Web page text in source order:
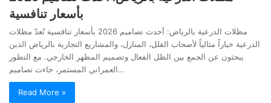
بأسعار تنافسية
مظلات الدرعية بالرياض: أحدث تصاميم 2026 بأسعار تنافسية تُعدّ مظلات
الدرعية خياراً مثالياً لأصحاب الفلل، المنازل، والمشاريع التجارية بالرياض الذين
يبحثون عن الجمع بين الظل الفعال وتصميم المظهر الخارجي. مع التطور
العمراني المستمر، جاءت تصاميم…
Read More »